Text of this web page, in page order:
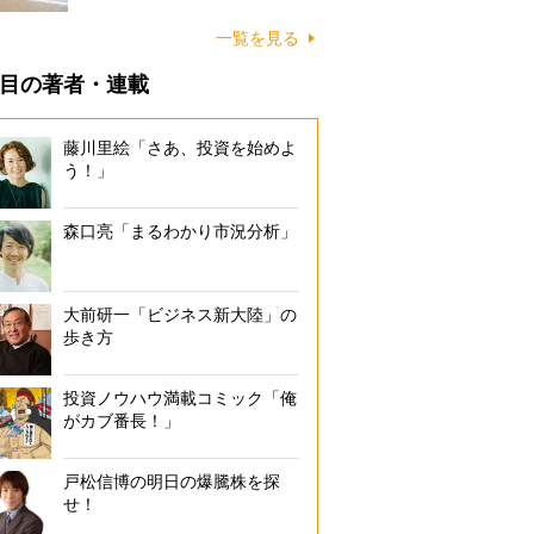
一覧を見る
の著者・連載
藤川里絵「さあ、投資を始めよ
う！」
森口亮「まるわかり市況分析」
大前研一「ビジネス新大陸」の
歩き方
投資ノウハウ満載コミック「俺
がカブ番長！」
戸松信博の明日の爆騰株を探
せ！